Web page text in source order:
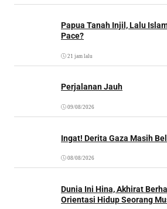
Papua Tanah Injil, Lalu
Pace?
21 jam lalu
Perjalanan Jauh
09/08/2026
Ingat! Derita Gaza Masih
08/08/2026
Dunia Ini Hina, Akhirat
Orientasi Hidup Seorang